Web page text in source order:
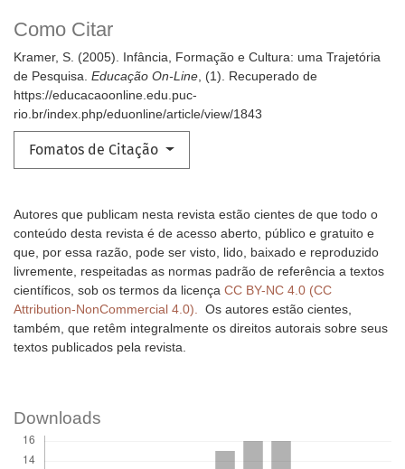
Como Citar
Kramer, S. (2005). Infância, Formação e Cultura: uma Trajetória
de Pesquisa. Educação On-Line, (1). Recuperado de
https://educacaoonline.edu.puc-
rio.br/index.php/eduonline/article/view/1843
Fomatos de Citação
Autores que publicam nesta revista estão cientes de que todo o
conteúdo desta revista é de acesso aberto, público e gratuito e
que, por essa razão, pode ser visto, lido, baixado e reproduzido
livremente, respeitadas as normas padrão de referência a textos
científicos, sob os termos da licença CC BY-NC 4.0 (CC
Attribution-NonCommercial 4.0). Os autores estão cientes,
também, que retêm integralmente os direitos autorais sobre seus
textos publicados pela revista.
Downloads